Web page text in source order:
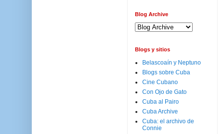
Blog Archive
Blogs y sitios
Belascoaín y Neptuno
Blogs sobre Cuba
Cine Cubano
Con Ojo de Gato
Cuba al Pairo
Cuba Archive
Cuba: el archivo de
Connie